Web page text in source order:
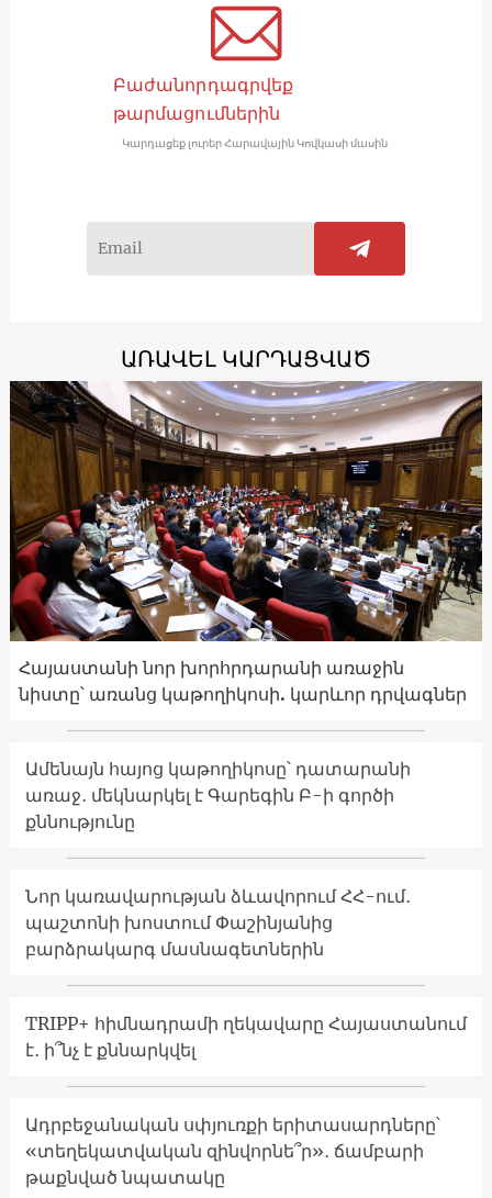
Բաժանորդագրվեք
թարմացումներին
Կարդացեք լուրեր Հարավային Կովկասի մասին
ԱՌԱՎԵԼ ԿԱՐԴԱՑՎԱԾ
Հայաստանի նոր խորհրդարանի առաջին
նիստը՝ առանց կաթողիկոսի. կարևոր դրվագներ
Ամենայն հայոց կաթողիկոսը՝ դատարանի
առաջ․ մեկնարկել է Գարեգին Բ-ի գործի
քննությունը
Նոր կառավարության ձևավորում ՀՀ-ում․
պաշտոնի խոստում Փաշինյանից
բարձրակարգ մասնագետներին
TRIPP+ հիմնադրամի ղեկավարը Հայաստանում
է․ ի՞նչ է քննարկվել
Ադրբեջանական սփյուռքի երիտասարդները՝
«տեղեկատվական զինվորնե՞ր»․ ճամբարի
թաքնված նպատակը